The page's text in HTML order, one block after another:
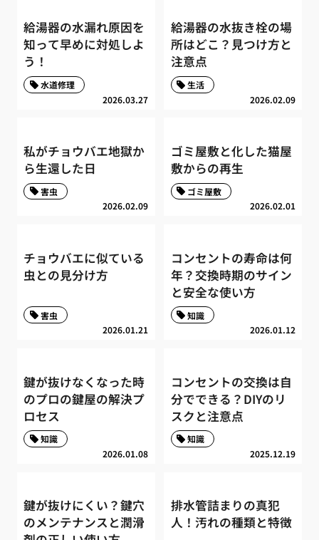
給湯器の水漏れ原因を
知って早めに対処しよ
う！
2026.03.27
水道修理
給湯器の水抜き栓の場
所はどこ？見つけ方と
注意点
2026.02.09
生活
私がチョウバエ地獄か
ら生還した日
2026.02.09
害虫
ゴミ屋敷と化した猫屋
敷からの再生
2026.02.01
ゴミ屋敷
チョウバエに似ている
虫との見分け方
2026.01.21
害虫
コンセントの寿命は何
年？交換時期のサイン
と安全な使い方
2026.01.12
知識
鍵が抜けなくなった時
のプロの鍵屋の解決プ
ロセス
2026.01.08
知識
コンセントの交換は自
分でできる？DIYのリ
スクと注意点
2025.12.19
知識
鍵が抜けにくい？鍵穴
のメンテナンスと潤滑
排水管詰まりの真犯
人！汚れの種類と特徴